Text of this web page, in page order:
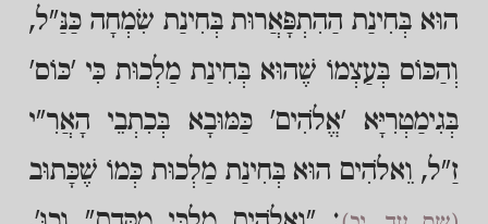
הוּא בְּחִינַת הַהִתְפָּאֲרוּת בְּחִינַת שִׂמְחָה כַּנַּ"ל,
וְהַכּוֹס בְּעַצְמוֹ שֶׁהוּא בְּחִינַת מַלְכוּת כִּי 'כּוֹס'
בְּגִימַטְרִיָּא 'אֱלֹהִים' כַּמּוּבָא בְּכִתְבֵי הָאֲרִ"י
זַ"ל, וֵאלֹהִים הוּא בְּחִינַת מַלְכוּת כְּמוֹ שֶׁכָּתוּב